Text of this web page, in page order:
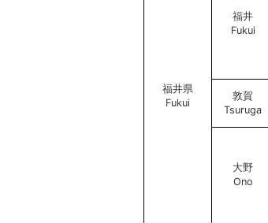
福井県
Fukui
福井
Fukui
敦賀
Tsuruga
大野
Ono